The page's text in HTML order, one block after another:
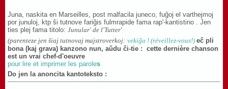
Juna, naskita en Marseilles, post malfacila juneco, fuĝoj el varthejmoj
por junuloj, ktp ŝi tutnove fariĝis fulmrapide fama rap'-kantistino . Jen
ties plej fama titolo: Junular' de l'Tutter'
(parenteze jen ŝiaj tutnovaj majstroverkoj: vekiĝu ! (réveillez-vous!) eĉ pli
bona (kaj grava) kanzono nun, aŭdu ĉi-tie : cette dernière chanson
est un vrai chef-d'oeuvre
pour lire et imprimer les paroles
Do jen la anoncita kantoteksto :